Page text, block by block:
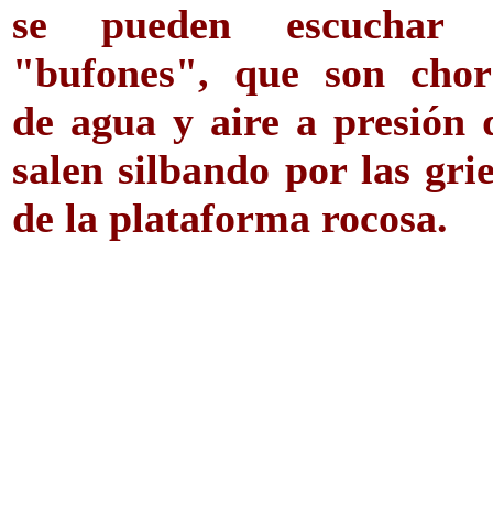
se pueden escuchar
"bufones", que son
de agua y aire a presión
salen silbando por las
de la plataforma rocosa.